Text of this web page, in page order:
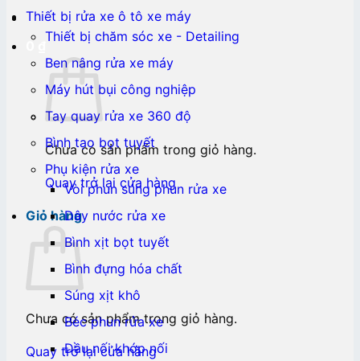
Chưa có sản phẩm trong giỏ hàng.
Quay trở lại cửa hàng
Giỏ hàng
Chưa có sản phẩm trong giỏ hàng.
Quay trở lại cửa hàng
Thiết bị rửa xe ô tô xe máy
Thiết bị chăm sóc xe - Detailing
Ben nâng rửa xe máy
Máy hút bụi công nghiệp
Tay quay rửa xe 360 độ
Bình tạo bọt tuyết
Phụ kiện rửa xe
Vòi phun súng phun rửa xe
Dây nước rửa xe
Bình xịt bọt tuyết
Bình đựng hóa chất
Súng xịt khô
Béc phun rửa xe
Đầu nối khớp nối